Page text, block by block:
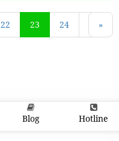
22 23 24 »
Blog Hotline